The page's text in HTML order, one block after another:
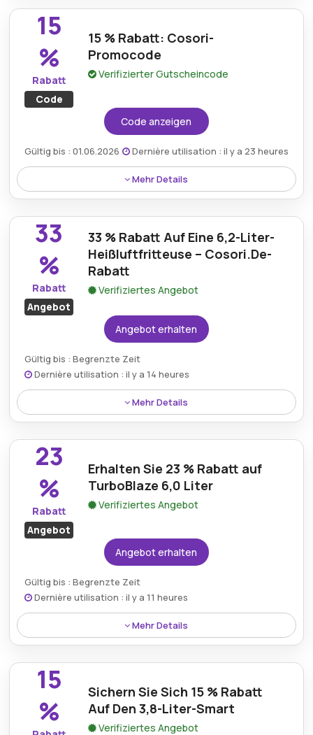
Heißluftfritteuse in Gold und verbinden Sie Eleganz
mit alltäglichem Komfort.
15
%
Rabatt
Code
15 % Rabatt: Cosori-
Promocode
Verifizierter Gutscheincode
Code anzeigen
Gültig bis : 01.06.2026 Dernière utilisation : il y a 23 heures
Mehr Details
Erhalten Sie 15 % Rabatt mit einem Cosori-
Gutscheincode, ideal für alle, die ihre Küche
aufrüsten möchten, ohne ihr Budget zu sprengen.
33
%
Rabatt
Angebot
33 % Rabatt Auf Eine 6,2-Liter-
Heißluftfritteuse – Cosori.De-
Rabatt
Verifiziertes Angebot
Angebot erhalten
Gültig bis : Begrenzte Zeit
Dernière utilisation : il y a 14 heures
Mehr Details
Sichern Sie sich 33 % Rabatt auf die 6,2-Liter-
Heißluftfritteuse bei Cosori.de, eine tolle Ergänzung
für gesünderes Kochen.
23
%
Rabatt
Angebot
Erhalten Sie 23 % Rabatt auf
TurboBlaze 6,0 Liter
Verifiziertes Angebot
Angebot erhalten
Gültig bis : Begrenzte Zeit
Dernière utilisation : il y a 11 heures
Mehr Details
Sparen Sie 23 % beim TurboBlaze 6,0-Liter, einem
leistungsstarken Gerät für schnelles und effizientes
Kochen.
15
%
Sichern Sie Sich 15 % Rabatt
Auf Den 3,8-Liter-Smart
Verifiziertes Angebot